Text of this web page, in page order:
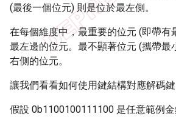
(最後一個位元) 則是位於最左側。
在每個維度中，最重要的位元 (即帶有
最左邊的位元。最不顯著位元 (攜帶最
右側的位元。
讓我們看看如何使用鍵結構對應解碼鍵
假設 0b1100100111100 是任意範例